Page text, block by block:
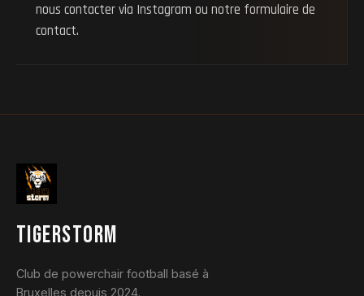
nous contacter via Instagram ou notre formulaire de
contact.
TIGERSTORM
Club de powerchair football basé à
Bruxelles depuis 2024.